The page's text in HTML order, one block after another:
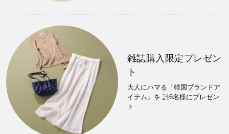
雑誌購入限定プレゼン
ト
大人にハマる「韓国ブランドア
イテム」を 計6名様にプレゼン
ト